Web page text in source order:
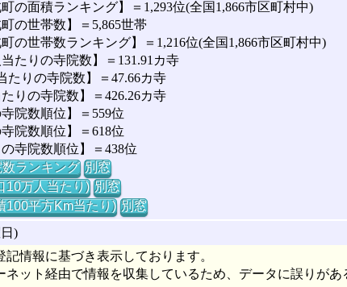
町の面積ランキング】＝1,293位(全国1,866市区町村中)
町の世帯数】＝5,865世帯
町の世帯数ランキング】＝1,216位(全国1,866市区町村中)
当たりの寺院数】＝131.91カ寺
たりの寺院数】＝47.66カ寺
たりの寺院数】＝426.26カ寺
寺院数順位】＝559位
寺院数順位】＝618位
の寺院数順位】＝438位
ランキング 別窓
10万人当たり) 別窓
100平方Km当たり) 別窓
)
情報に基づき表示しております。
ネット経由で情報を収集しているため、データに誤りがあ